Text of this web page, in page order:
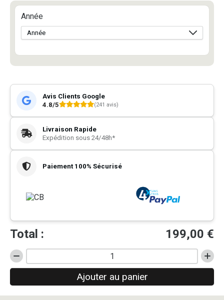
Année
Avis Clients Google
4.8/5
(241 avis)
Livraison Rapide
Expédition sous 24/48h*
Paiement 100% Sécurisé
Total : 199,00 €
quantité
de
déco
Quad
Ajouter au panier